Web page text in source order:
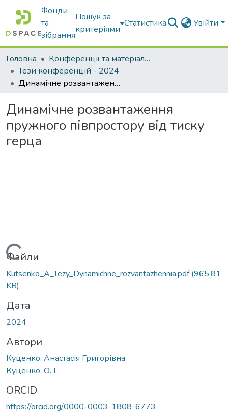
Фонди
та
зібрання
Пошук за
критеріями
Статистика Увійти
Головна
Конференції та матеріали конференцій
Тези конференцій - 2024
Динамічне розвантаження пружного півпростору від тиску герца
Динамічне розвантаження
пружного півпростору від тиску
герца
Вантажиться...
Файли
Kutsenko_A_Tezy_Dynamichne_rozvantazhennia.pdf(965,81
KB)
Дата
2024
Автори
Куценко, Анастасія Григорівна
Куценко, О. Г.
ORCID
https://orcid.org/0000-0003-1808-6773